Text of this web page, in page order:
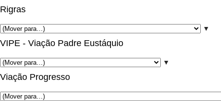
Rigras
▼
VIPE - Viação Padre Eustáquio
▼
Viação Progresso